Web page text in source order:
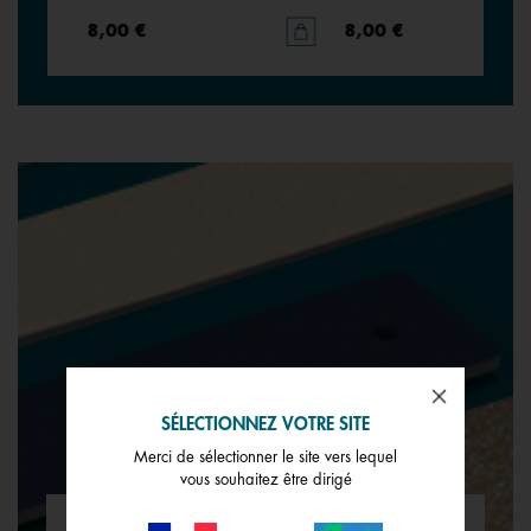
8,00 € 8,00 €
SÉLECTIONNEZ VOTRE SITE
Merci de sélectionner le site vers lequel
vous souhaitez être dirigé